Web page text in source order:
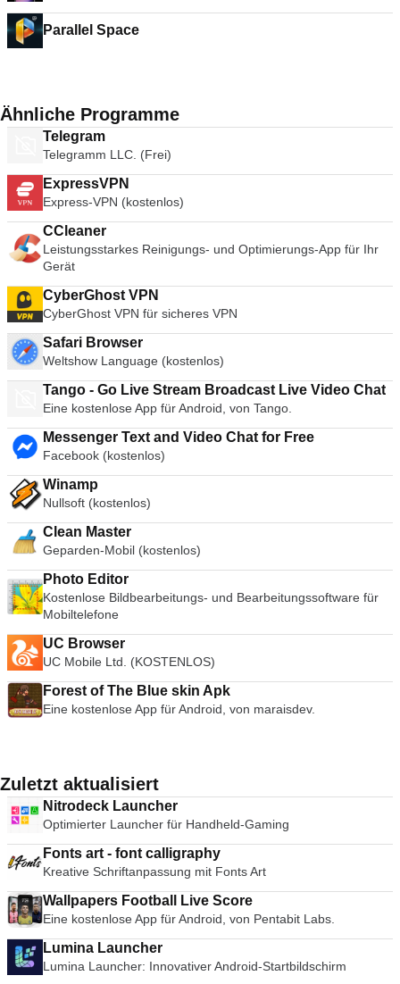
Parallel Space
Ähnliche Programme
Telegram
Telegramm LLC. (Frei)
ExpressVPN
Express-VPN (kostenlos)
CCleaner
Leistungsstarkes Reinigungs- und Optimierungs-App für Ihr
Gerät
CyberGhost VPN
CyberGhost VPN für sicheres VPN
Safari Browser
Weltshow Language (kostenlos)
Tango - Go Live Stream Broadcast Live Video Chat
Eine kostenlose App für Android, von Tango.
Messenger Text and Video Chat for Free
Facebook (kostenlos)
Winamp
Nullsoft (kostenlos)
Clean Master
Geparden-Mobil (kostenlos)
Photo Editor
Kostenlose Bildbearbeitungs- und Bearbeitungssoftware für
Mobiltelefone
UC Browser
UC Mobile Ltd. (KOSTENLOS)
Forest of The Blue skin Apk
Eine kostenlose App für Android, von maraisdev.
Zuletzt aktualisiert
Nitrodeck Launcher
Optimierter Launcher für Handheld-Gaming
Fonts art - font calligraphy
Kreative Schriftanpassung mit Fonts Art
Wallpapers Football Live Score
Eine kostenlose App für Android, von Pentabit Labs.
Lumina Launcher
Lumina Launcher: Innovativer Android-Startbildschirm